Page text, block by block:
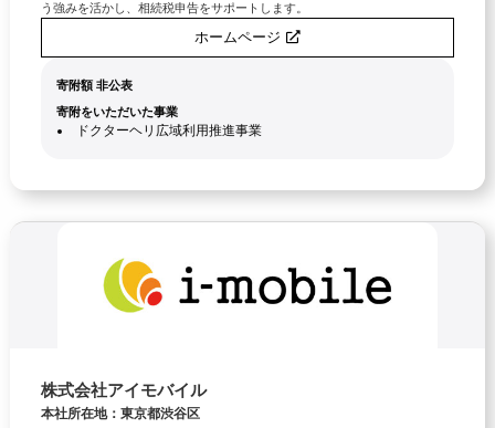
う強みを活かし、相続税申告をサポートします。
ホームページ
寄附額 非公表
寄附をいただいた事業
ドクターヘリ広域利用推進事業
株式会社アイモバイル
本社所在地：東京都渋谷区